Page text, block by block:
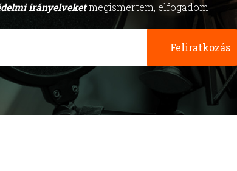
irányelveketmegismertem, elfogadom
Feliratkozás